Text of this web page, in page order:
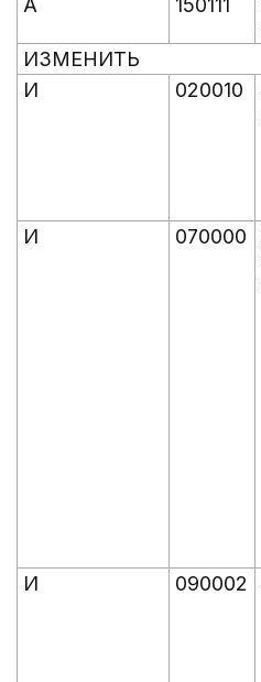
А 150111
ИЗМЕНИТЬ
И
020010
И 070000
И 090002